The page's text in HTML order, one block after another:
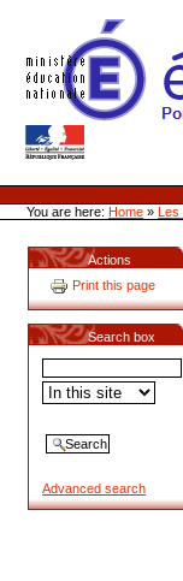
Site Web de
Sections
Personal
toolsYou are here:Home » Les
Actions
Print this page
Search box
Advanced search